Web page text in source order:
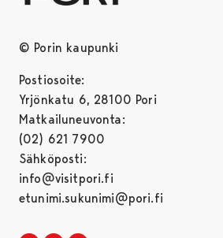
© Porin kaupunki
Postiosoite:
Yrjönkatu 6, 28100 Pori
Matkailuneuvonta:
(02) 621 7900
Sähköposti:
info@visitpori.fi
etunimi.sukunimi@pori.fi